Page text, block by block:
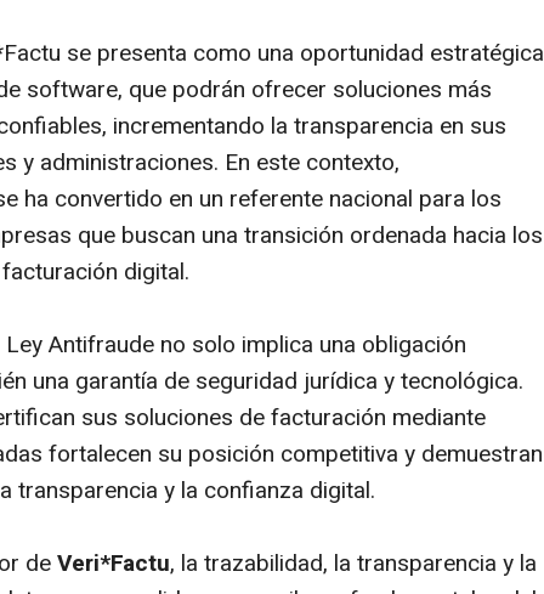
se presenta como una oportunidad estratégica
software, que podrán ofrecer soluciones más
incrementando la transparencia en sus
y administraciones. En este contexto,
ha convertido en un referente nacional para los
que buscan una transición ordenada hacia los
digital.
Antifraude no solo implica una obligación
una garantía de seguridad jurídica y tecnológica.
sus soluciones de facturación mediante
fortalecen su posición competitiva y demuestran
transparencia y la confianza digital.
deVeri*Factu, la trazabilidad, la transparencia y la